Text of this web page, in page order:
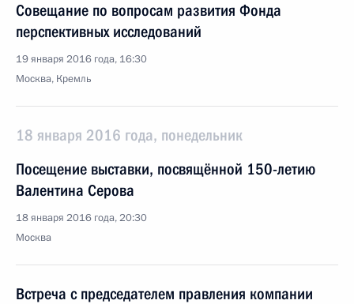
Совещание по вопросам развития Фонда
перспективных исследований
19 января 2016 года, 16:30
Москва, Кремль
18 января 2016 года, понедельник
Посещение выставки, посвящённой 150-летию
Валентина Серова
18 января 2016 года, 20:30
Москва
Встреча с председателем правления компании